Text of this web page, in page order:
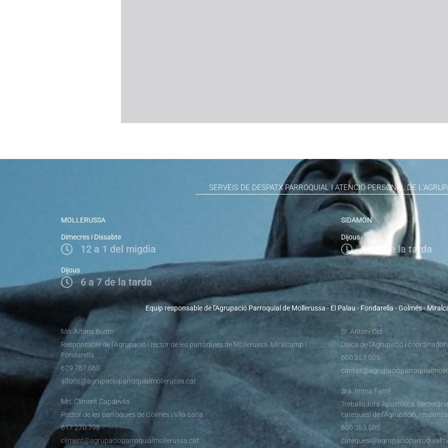
SERVEIS DE DESPATX PARROQUIAL I ATENCIÓ PERSONAL DE
MOLLERUSSA
Dimecres i Dissabte
12 a 1 del migdia
Dijous
6 a 7 de la tarda
SIDAMON
Dijous
6 a 7 de la tarda
Equip responsable de l'Agrupació Parroquial de Mollerussa - El Palau - Fondarella - Golmés -
Mn. Alfons Busto
Responsable de l’Agrupació i rector de les parròquies de Mollerussa, Miralcamp i
Fondarella
629 787 560
alfons@agrupacioparroquialmollerussa.cat
Mn. Climent Capdevila
Rector de les parròquies de Golmés i Vila-sana
617 270 798
climent@agrupacioparroquialmollerussa.cat
Sr. Antoni Cid
Diaca de l’Agrupació i
600 353 505
Sra. Imma Farré
Treballadora Apostòlica.
catequesi de l’Agrupació,
600 353 505